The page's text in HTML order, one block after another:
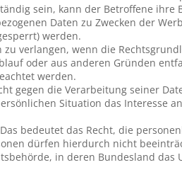
sein, kann der Betroffene ihre
Daten zu Zwecken der
werden.
verlangen, wenn die
oder aus anderen Gründen
werden.
gegen die Verarbeitung seiner
Situation das Interesse
bedeutet das Recht, die
dürfen hierdurch nicht
in deren Bundesland